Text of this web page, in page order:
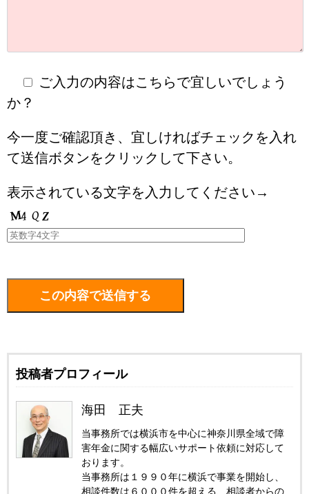
ご入力の内容はこちらで宜しいでしょう
か？
今一度ご確認頂き、宜しければチェックを入れ
て送信ボタンをクリックして下さい。
表示されている文字を入力してください→
投稿者プロフィール
海田 正夫
当事務所では横浜市を中心に神奈川県全域で障
害年金に関する幅広いサポート依頼に対応して
おります。
当事務所は１９９０年に横浜で事業を開始し、
相談件数は６０００件を超える、相談者からの